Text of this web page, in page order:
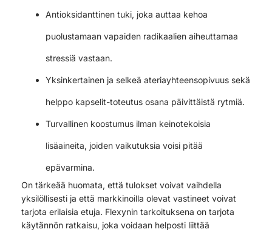
Antioksidanttinen tuki, joka auttaa kehoa
puolustamaan vapaiden radikaalien aiheuttamaa
stressiä vastaan.
Yksinkertainen ja selkeä ateriayhteensopivuus sekä
helppo kapselit-toteutus osana päivittäistä rytmiä.
Turvallinen koostumus ilman keinotekoisia
lisäaineita, joiden vaikutuksia voisi pitää
epävarmina.
On tärkeää huomata, että tulokset voivat vaihdella
yksilöllisesti ja että markkinoilla olevat vastineet voivat
tarjota erilaisia etuja. Flexynin tarkoituksena on tarjota
käytännön ratkaisu, joka voidaan helposti liittää